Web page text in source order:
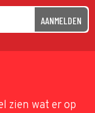
AANMELDEN
zien wat er op